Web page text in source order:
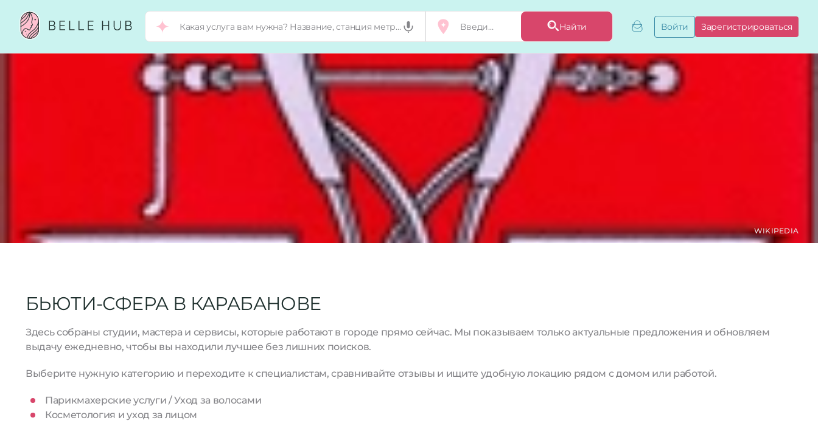
Найти
Добавить, привязать бизнес
Мой бизнес
Запросы на привязку
Сертификаты
Войти Зарегистрироваться
WIKIPEDIA
БЬЮТИ-СФЕРА В КАРАБАНОВЕ
Здесь собраны студии, мастера и сервисы, которые работают в городе прямо сейчас. Мы показываем только актуальные предложения и обновляем
выдачу ежедневно, чтобы вы находили лучшее без лишних поисков.
Выберите нужную категорию и переходите к специалистам, сравнивайте отзывы и ищите удобную локацию рядом с домом или работой.
Парикмахерские услуги / Уход за волосами
Косметология и уход за лицом